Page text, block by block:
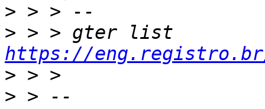
>
>
https://
>
>